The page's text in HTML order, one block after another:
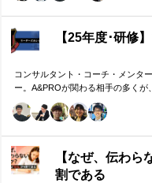
【25年度･研修
コンサルタント・コーチ・メンタ
ー。A&PROが関わる相手の多く
【なぜ、伝わ
割である